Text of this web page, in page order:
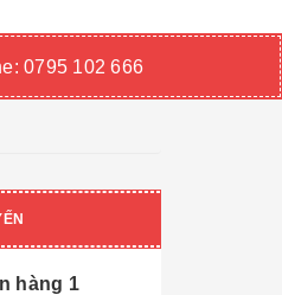
0795 102 666
hàng 1